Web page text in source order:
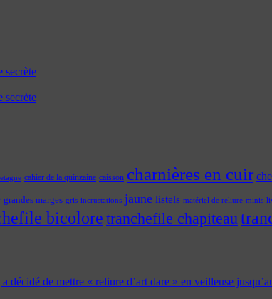
secrète
secrète
cahier de la quinzaine caisson charnières en cuir
grandes marges gris incrustations jaune listels matériel de reliure minis-
bicolore tranchefile chapiteau
de mettre « reliure d’art dare » en veilleuse